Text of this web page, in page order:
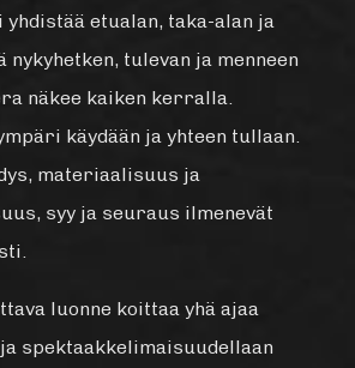
yhdistää etualan, taka-alan ja
nykyhetken, tulevan ja menneen
näkee kaiken kerralla.
käydään ja yhteen tullaan.
materiaalisuus ja
syy ja seuraus ilmenevät
luonne koittaa yhä ajaa
spektaakkelimaisuudellaan